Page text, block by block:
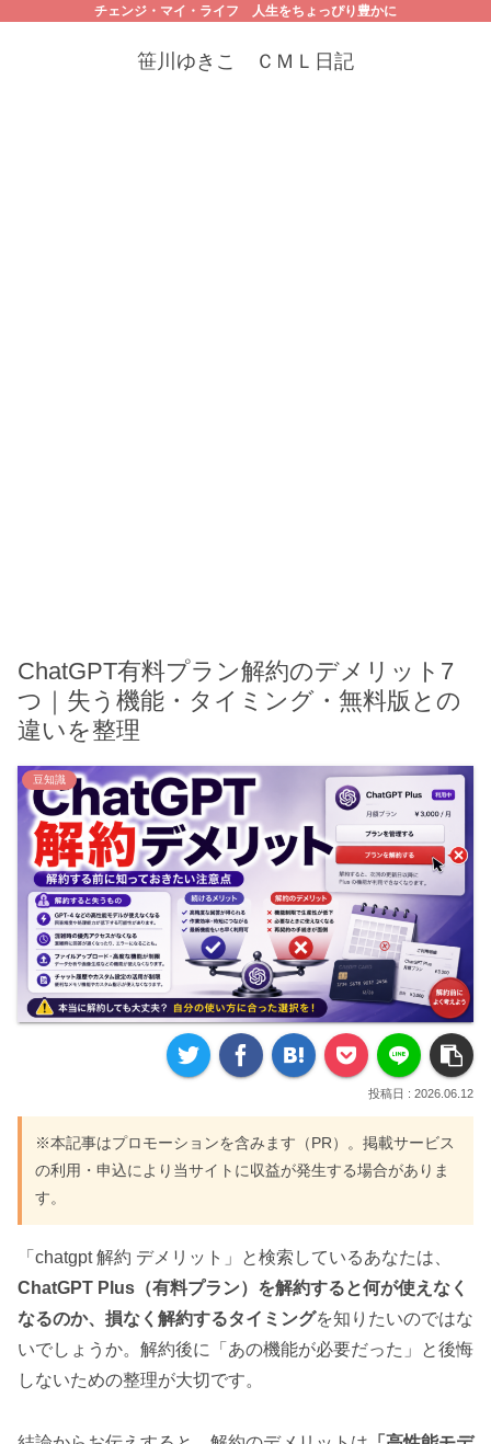
チェンジ・マイ・ライフ 人生をちょっぴり豊かに
笹川ゆきこ ＣＭＬ日記
ChatGPT有料プラン解約のデメリット7
つ｜失う機能・タイミング・無料版との
違いを整理
豆知識
2026.06.12
※本記事はプロモーションを含みます（PR）。掲載サービス
の利用・申込により当サイトに収益が発生する場合がありま
す。
「chatgpt 解約 デメリット」と検索しているあなたは、
ChatGPT Plus（有料プラン）を解約すると何が使えなく
なるのか、損なく解約するタイミングを知りたいのではな
いでしょうか。解約後に「あの機能が必要だった」と後悔
しないための整理が大切です。